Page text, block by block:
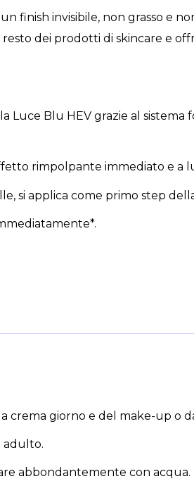
finish invisibile, non grasso e
dei prodotti di skincare e
Luce Blu HEV grazie al
rimpolpante immediato e a
si applica come primo step
crema giorno e del make-up o
adulto.
abbondantemente con acqua.